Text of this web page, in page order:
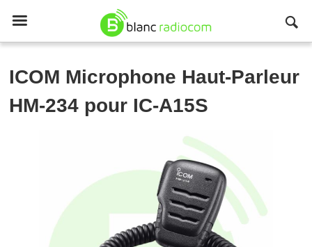

ICOM Microphone Haut-Parleur
HM-234 pour IC-A15S